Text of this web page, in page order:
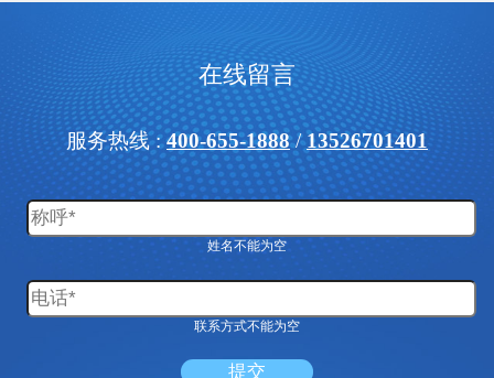
在线留言
服务热线 :400-655-1888/13526701401
姓名不能为空
联系方式不能为空